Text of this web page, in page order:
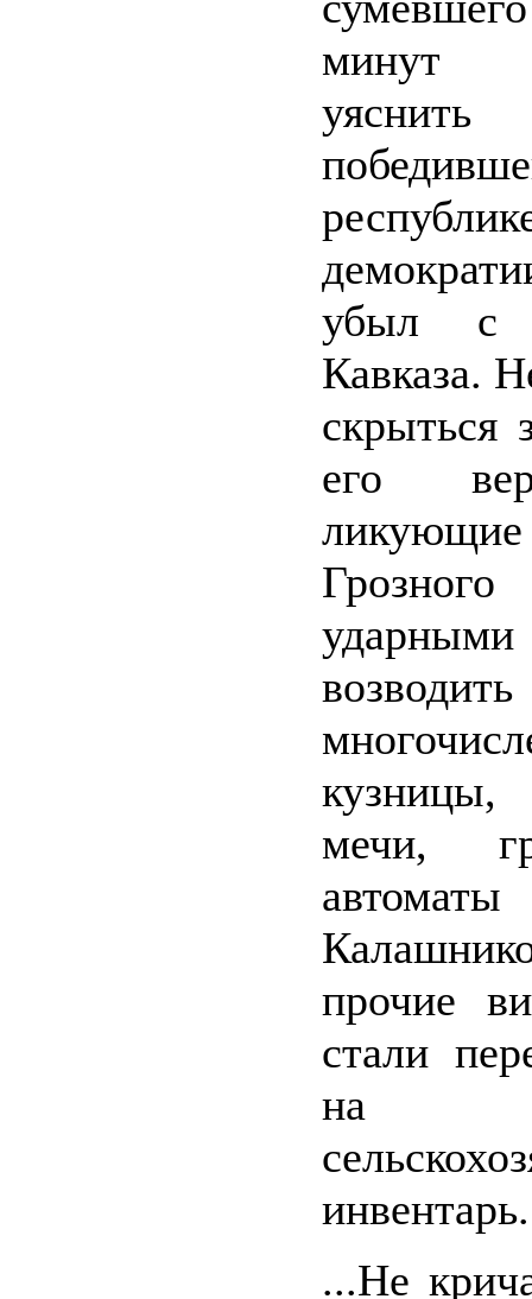
минут
убыл с
Кавказа.
скрыться
его
возводить
мечи,
автоматы
прочие
стали
на
инвентарь.
...Не